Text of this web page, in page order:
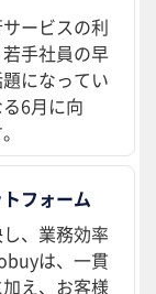
ービスの利
手社員の早
になってい
6月に向
フォーム
、業務効率
は、一貫
え、お客様